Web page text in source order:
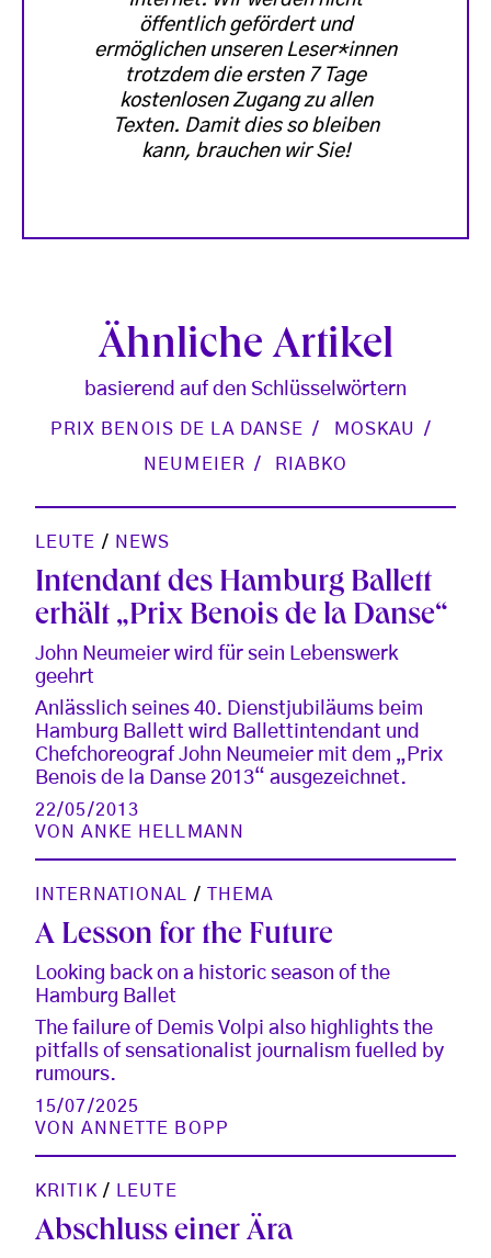
öffentlich gefördert und
ermöglichen unseren Leser*innen
trotzdem die ersten 7 Tage
kostenlosen Zugang zu allen
Texten. Damit dies so bleiben
kann, brauchen wir Sie!
Ähnliche Artikel
basierend auf den Schlüsselwörtern
PRIX BENOIS DE LA DANSE
MOSKAU
NEUMEIER
RIABKO
LEUTE / NEWS
Intendant des Hamburg Ballett
erhält „Prix Benois de la Danse“
John Neumeier wird für sein Lebenswerk
geehrt
Anlässlich seines 40. Dienstjubiläums beim
Hamburg Ballett wird Ballettintendant und
Chefchoreograf John Neumeier mit dem „Prix
Benois de la Danse 2013“ ausgezeichnet.
22/05/2013
VONANKE HELLMANN
INTERNATIONAL / THEMA
A Lesson for the Future
Looking back on a historic season of the
Hamburg Ballet
The failure of Demis Volpi also highlights the
pitfalls of sensationalist journalism fuelled by
rumours.
15/07/2025
VONANNETTE BOPP
KRITIK / LEUTE
Abschluss einer Ära